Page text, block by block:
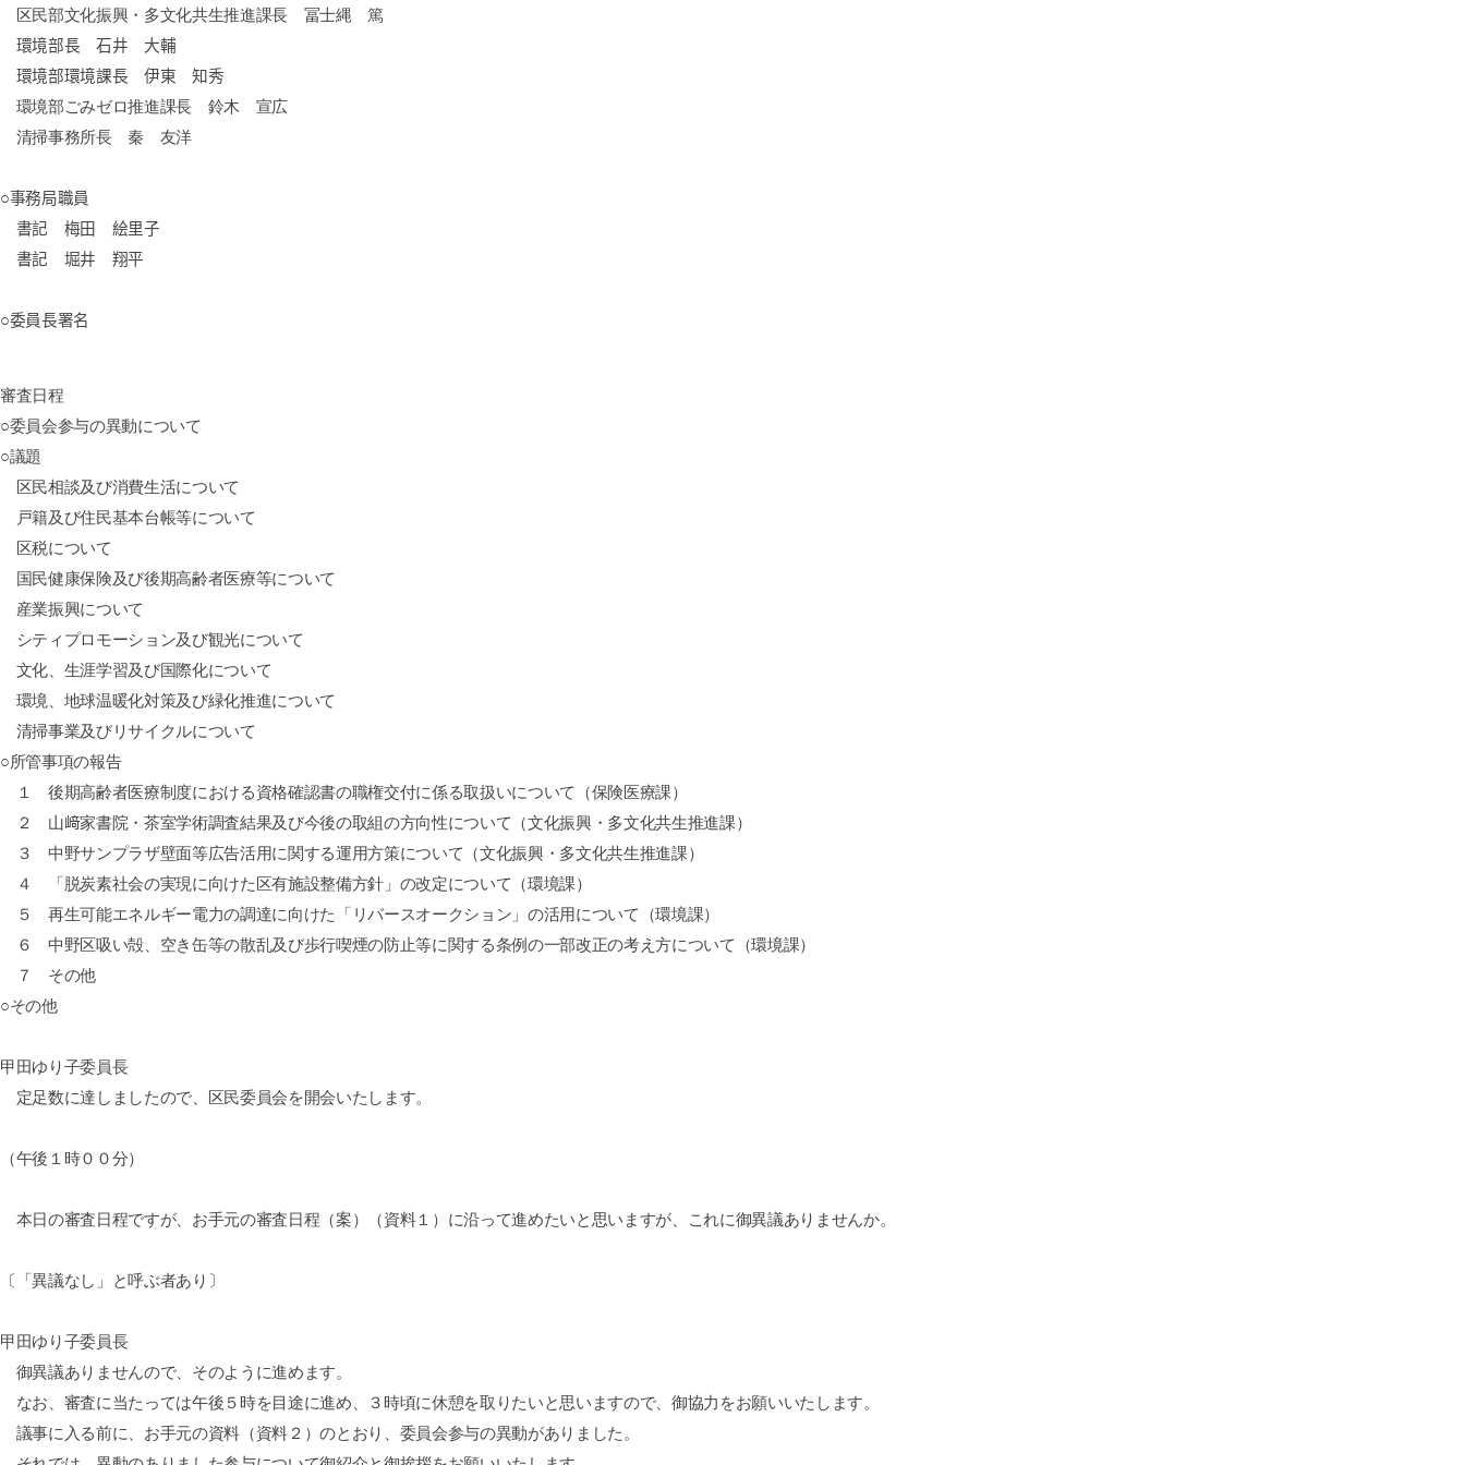
区民部文化振興・多文化共生推進課長 冨士縄 篤
環境部長 石井
大輔
環境部環境課長 伊東 知秀
環境部ごみゼロ推進課長 鈴木 宣広
清掃事務所長 秦 友洋
○事務局職員
書記 梅田 絵里子
書記 堀井 翔平
○委員長署名
審査日程
○委員会参与の異動について
○議題
区民相談及び消費生活について
戸籍及び住民基本台帳等について
区税について
国民健康保険及び後期高齢者医療等について
産業振興について
シティプロモーション及び観光について
文化、生涯学習及び国際化について
環境、地球温暖化対策及び緑化推進について
清掃事業及びリサイクルについて
○所管事項の報告
１ 後期高齢者医療制度における資格確認書の職権交付に係る取扱いについて（保険医療課）
２ 山﨑家書院・茶室学術調査結果及び今後の取組の方向性について（文化振興・多文化共生推進課）
３ 中野サンプラザ壁面等広告活用に関する運用方策について（文化振興・多文化共生推進課）
４ 「脱炭素社会の実現に向けた区有施設整備方針」の改定について（環境課）
５ 再生可能エネルギー電力の調達に向けた「リバースオークション」の活用について（環境課）
６ 中野区吸い殻、空き缶等の散乱及び歩行喫煙の防止等に関する条例の一部改正の考え方について（環境課）
７ その他
○その他
甲田ゆり子委員長
定足数に達しましたので、区民委員会を開会いたします。
（午後１時００分）
本日の審査日程ですが、お手元の審査日程（案）（資料１）に沿って進めたいと思いますが、これに御異議ありませんか。
〔「異議なし」と呼ぶ者あり〕
甲田ゆり子委員長
御異議ありませんので、そのように進めます。
なお、審査に当たっては午後５時を目途に進め、３時頃に休憩を取りたいと思いますので、御協力をお願いいたします。
議事に入る前に、お手元の資料（資料２）のとおり、委員会参与の異動がありました。